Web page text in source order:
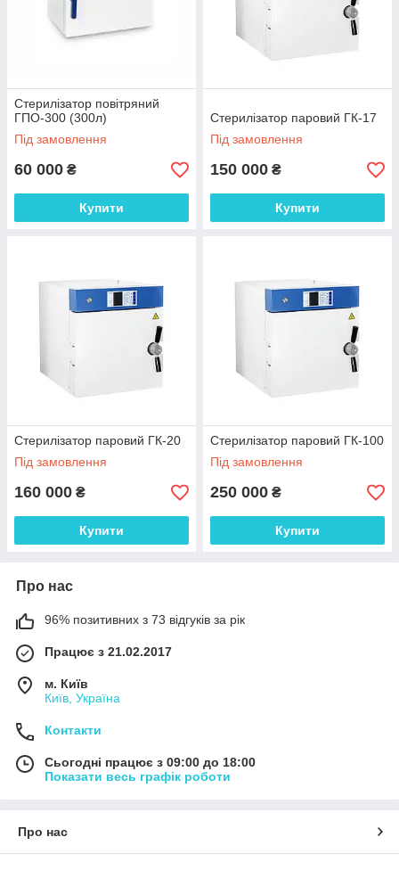
Стерилізатор повітряний
ГПО-300 (300л)
Під замовлення
60 000 ₴
Купити
Стерилізатор паровий ГК-17
Під замовлення
150 000 ₴
Купити
Стерилізатор паровий ГК-20
Під замовлення
160 000 ₴
Купити
Стерилізатор паровий ГК-100
Під замовлення
250 000 ₴
Купити
Про нас
96% позитивних з 73 відгуків за рік
Працює з 21.02.2017
м. Київ
Київ, Україна
Контакти
Сьогодні працює з 09:00 до 18:00
Показати весь графік роботи
Про нас